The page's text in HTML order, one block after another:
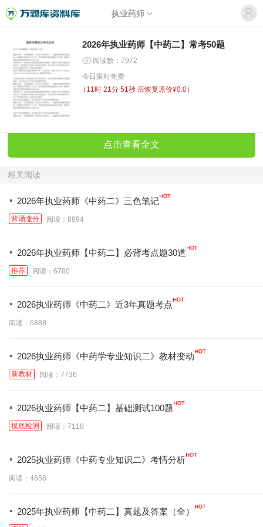
执业药师
2026年执业药师【中药二】常考50题
阅读数：7972
今日限时免费
（ 11时 21分 51秒 后恢复原价¥0.0）
点击查看全文
相关阅读
· 2026年执业药师《中药二》三色笔记
背诵涨分 阅读：8894
· 2026年执业药师【中药二】必背考点题30道
推荐 阅读：6780
· 2026执业药师《中药二》近3年真题考点
阅读：6888
· 2026执业药师《中药学专业知识二》教材变动
新教材 阅读：7736
· 2026执业药师【中药二】基础测试100题
摸底检测 阅读：7118
· 2025执业药师《中药专业知识二》考情分析
阅读：4658
· 2025年执业药师【中药二】真题及答案（全）